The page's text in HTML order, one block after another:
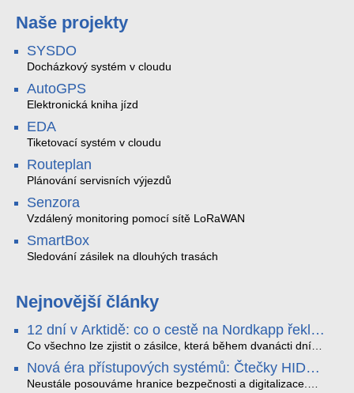
Naše projekty
SYSDO
Docházkový systém v cloudu
AutoGPS
Elektronická kniha jízd
EDA
Tiketovací systém v cloudu
Routeplan
Plánování servisních výjezdů
Senzora
Vzdálený monitoring pomocí sítě LoRaWAN
SmartBox
Sledování zásilek na dlouhých trasách
Nejnovější články
12 dní v Arktidě: co o cestě na Nordkapp řekla
data ze SMARTBOX 2 MAX
Co všechno lze zjistit o zásilce, která během dvanácti dní
projede Arktidou? SMARTBOX 2 MAX jsme vzali na trasu z
Tromsø přes Lofoty, Kirunu a finské Laponsko až na
Nordkapp. Bez jediného dobití, v mrazu až −13 °C a mimo
Nová éra přístupových systémů: Čtečky HID
Signo
Neustále posouváme hranice bezpečnosti a digitalizace.